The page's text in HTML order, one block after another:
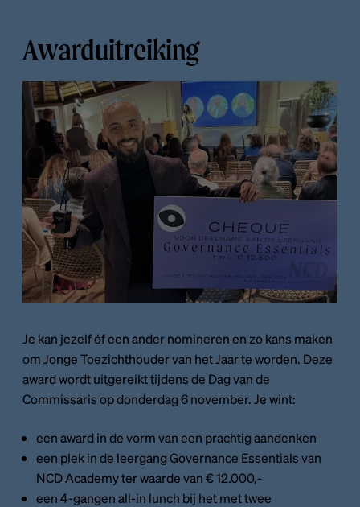
Awarduitreiking
Je kan jezelf óf een ander nomineren en zo kans maken
om Jonge Toezichthouder van het Jaar te worden. Deze
award wordt uitgereikt tijdens de Dag van de
Commissaris op donderdag 6 november. Je wint:
een award in de vorm van een prachtig aandenken
een plek in de leergang Governance Essentials van
NCD Academy ter waarde van € 12.000,-
een 4-gangen all-in lunch bij het met twee